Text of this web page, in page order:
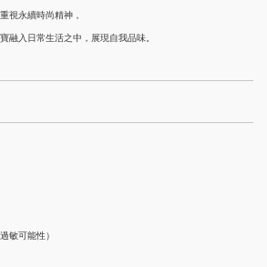
視永續時尚精神，
融入日常生活之中，展現自我品味。
敏可能性）